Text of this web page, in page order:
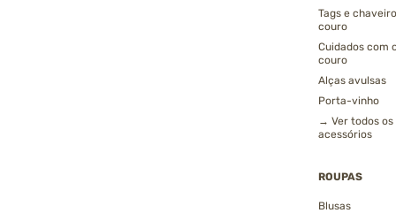
Tags e
couro
Cuidados com
couro
Alças avulsas
Porta-vinho
→ Ver todos os
acessórios
ROUPAS
Blusas